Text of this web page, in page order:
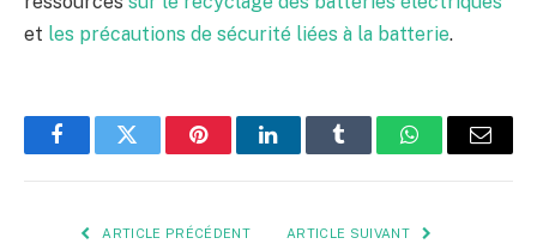
et les précautions de sécurité liées à la batterie.
FacebookTwitter PinterestLinkedInTumblr WhatsApp
E-
ARTICLE PRÉCÉDENT ARTICLE SUIVANT